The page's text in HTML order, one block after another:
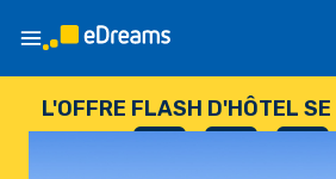
L'OFFRE FLASH D'HÔTEL